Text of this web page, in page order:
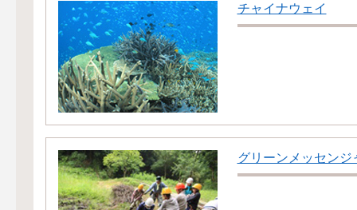
チャイナウェイ
グリーンメッセンジ